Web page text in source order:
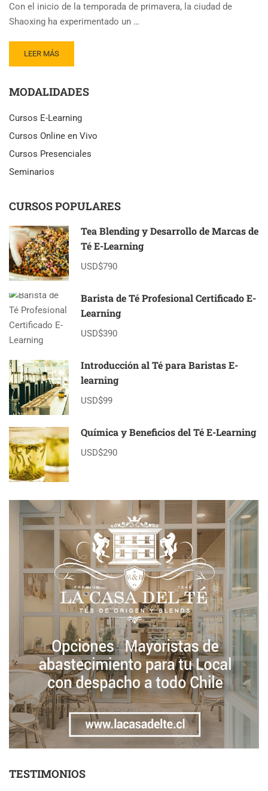
Con el inicio de la temporada de primavera, la ciudad de
Shaoxing ha experimentado un …
READ
MORE
MODERNIZACIÓN
IMPULSA
PRODUCCIÓN
EN
LEER MÁS
MODALIDADES
Cursos E-Learning
Cursos Online en Vivo
Cursos Presenciales
Seminarios
CURSOS POPULARES
Tea Blending y Desarrollo de Marcas de
Té E-Learning
USD$790
Barista de Té Profesional Certificado E-
Learning
USD$390
Introducción al Té para Baristas E-
learning
USD$99
Química y Beneficios del Té E-Learning
USD$290
TESTIMONIOS